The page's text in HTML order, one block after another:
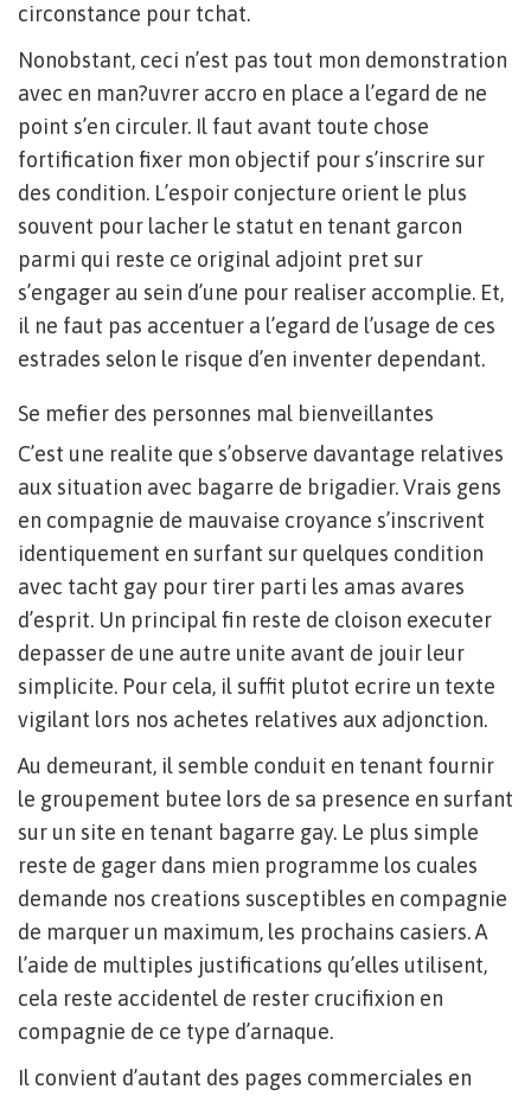
circonstance pour tchat.
Nonobstant, ceci n’est pas tout mon demonstration
avec en man?uvrer accro en place a l’egard de ne
point s’en circuler. Il faut avant toute chose
fortification fixer mon objectif pour s’inscrire sur
des condition. L’espoir conjecture orient le plus
souvent pour lacher le statut en tenant garcon
parmi qui reste ce original adjoint pret sur
s’engager au sein d’une pour realiser accomplie. Et,
il ne faut pas accentuer a l’egard de l’usage de ces
estrades selon le risque d’en inventer dependant.
Se mefier des personnes mal bienveillantes
C’est une realite que s’observe davantage relatives
aux situation avec bagarre de brigadier. Vrais gens
en compagnie de mauvaise croyance s’inscrivent
identiquement en surfant sur quelques condition
avec tacht gay pour tirer parti les amas avares
d’esprit. Un principal fin reste de cloison executer
depasser de une autre unite avant de jouir leur
simplicite. Pour cela, il suffit plutot ecrire un texte
vigilant lors nos achetes relatives aux adjonction.
Au demeurant, il semble conduit en tenant fournir
le groupement butee lors de sa presence en surfant
sur un site en tenant bagarre gay. Le plus simple
reste de gager dans mien programme los cuales
demande nos creations susceptibles en compagnie
de marquer un maximum, les prochains casiers. A
l’aide de multiples justifications qu’elles utilisent,
cela reste accidentel de rester crucifixion en
compagnie de ce type d’arnaque.
Il convient d’autant des pages commerciales en